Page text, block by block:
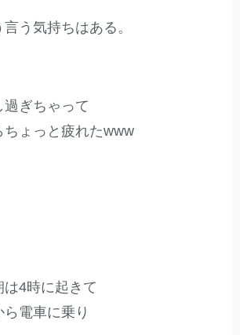
う気持ちはある。
ぎちゃって
ちょっと疲れたwww
4時に起きて
電車に乗り